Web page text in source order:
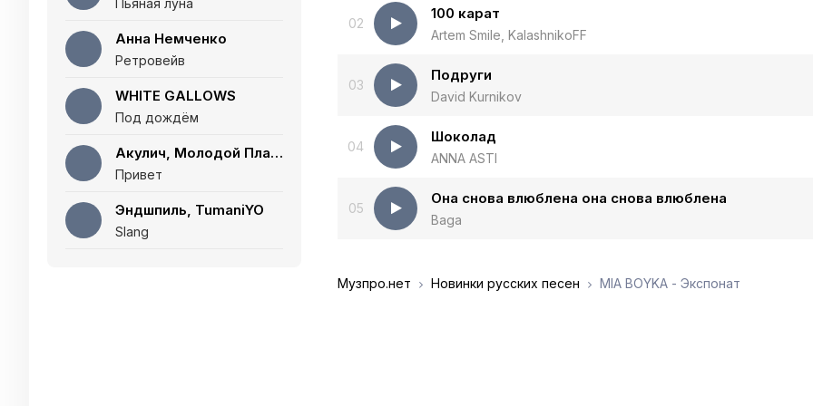
Пьяная луна
Анна Немченко
Ретровейв
WHITE GALLOWS
Под дождём
Акулич, Молодой Платон
Привет
Эндшпиль, TumaniYO
Slang
02
100 карат
Artem Smile, KalashnikoFF
03
Подруги
David Kurnikov
04
Шоколад
ANNA ASTI
05
Она снова влюблена она снова влюблена
Baga
Музпро.нет Новинки русских песен MIA BOYKA - Экспонат